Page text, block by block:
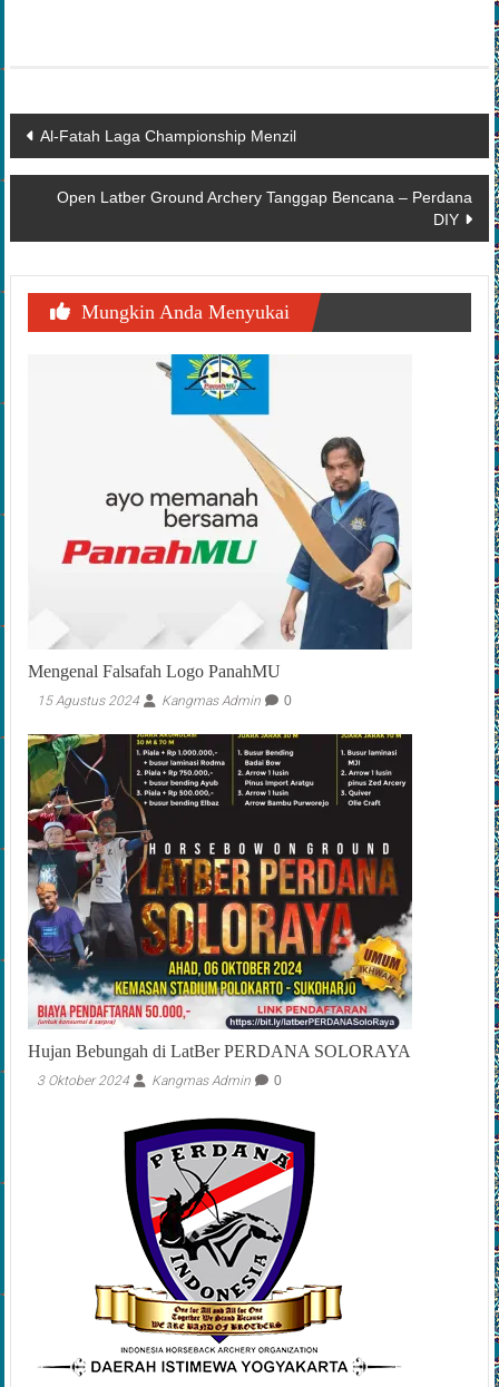
Navigasi
pos
Al-Fatah Laga Championship Menzil
Open Latber Ground Archery Tanggap Bencana – Perdana
DIY
Mungkin Anda Menyukai
Mengenal Falsafah Logo PanahMU
15 Agustus 2024 Kangmas Admin 0
Hujan Bebungah di LatBer PERDANA SOLORAYA
3 Oktober 2024 Kangmas Admin 0